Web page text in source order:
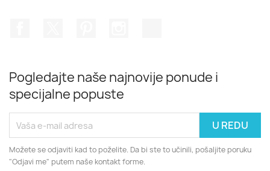
Pogledajte naše najnovije ponude i
specijalne popuste
Možete se odjaviti kad to poželite. Da bi ste to učinili, pošaljite poruku
"Odjavi me" putem naše kontakt forme.